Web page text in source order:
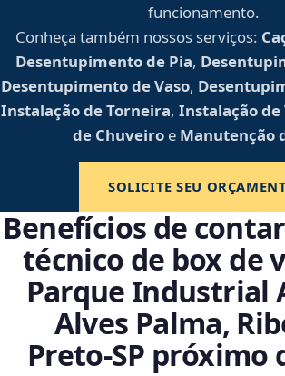
funcionamento.
Conheça também nossos serviços:
Desentupimento de Pia,
Desentupimento de Vaso,
Instalação de Torneira, Instalação de
de Chuveiro e Manutenção
SOLICITE SEU
Benefícios de
técnico de box de
Parque Industrial
Alves Palma,
Preto‑SP próximo